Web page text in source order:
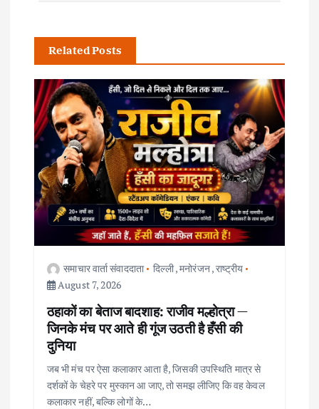
a
v
g
a
t
Related Posts
समाचार वार्ता संवाददाता दिल्ली,मनोरंजन,राष्ट्रीय
August 7, 2026
ठहाकों का बेताज बादशाह: राजीव मल्होत्रा —
जिनके मंच पर आते ही गूंज उठती है हँसी की
दुनिया
जब भी मंच पर ऐसा कलाकार आता है, जिसकी उपस्थिति मात्र से
दर्शकों के चेहरे पर मुस्कान आ जाए, तो समझ लीजिए कि वह केवल
कलाकार नहीं, बल्कि लोगों के…